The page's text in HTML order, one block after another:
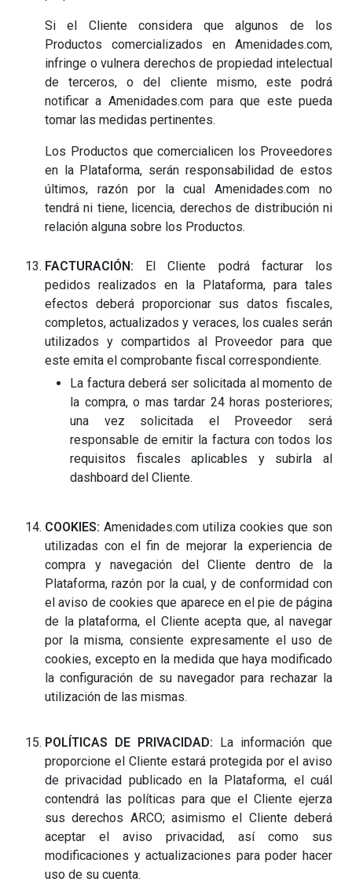
Si el Cliente considera que algunos de los
Productos comercializados en Amenidades.com,
infringe o vulnera derechos de propiedad intelectual
de terceros, o del cliente mismo, este podrá
notificar a Amenidades.com para que este pueda
tomar las medidas pertinentes.
Los Productos que comercialicen los Proveedores
en la Plataforma, serán responsabilidad de estos
últimos, razón por la cual Amenidades.com no
tendrá ni tiene, licencia, derechos de distribución ni
relación alguna sobre los Productos.
FACTURACIÓN: El Cliente podrá facturar los
pedidos realizados en la Plataforma, para tales
efectos deberá proporcionar sus datos fiscales,
completos, actualizados y veraces, los cuales serán
utilizados y compartidos al Proveedor para que
este emita el comprobante fiscal correspondiente.
La factura deberá ser solicitada al momento de
la compra, o mas tardar 24 horas posteriores;
una vez solicitada el Proveedor será
responsable de emitir la factura con todos los
requisitos fiscales aplicables y subirla al
dashboard del Cliente.
COOKIES: Amenidades.com utiliza cookies que son
utilizadas con el fin de mejorar la experiencia de
compra y navegación del Cliente dentro de la
Plataforma, razón por la cual, y de conformidad con
el aviso de cookies que aparece en el pie de página
de la plataforma, el Cliente acepta que, al navegar
por la misma, consiente expresamente el uso de
cookies, excepto en la medida que haya modificado
la configuración de su navegador para rechazar la
utilización de las mismas.
POLÍTICAS DE PRIVACIDAD: La información que
proporcione el Cliente estará protegida por el aviso
de privacidad publicado en la Plataforma, el cuál
contendrá las políticas para que el Cliente ejerza
sus derechos ARCO; asimismo el Cliente deberá
aceptar el aviso privacidad, así como sus
modificaciones y actualizaciones para poder hacer
uso de su cuenta.